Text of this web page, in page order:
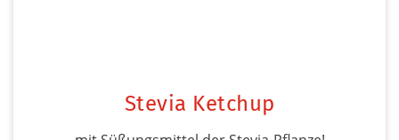
Stevia Ketchup